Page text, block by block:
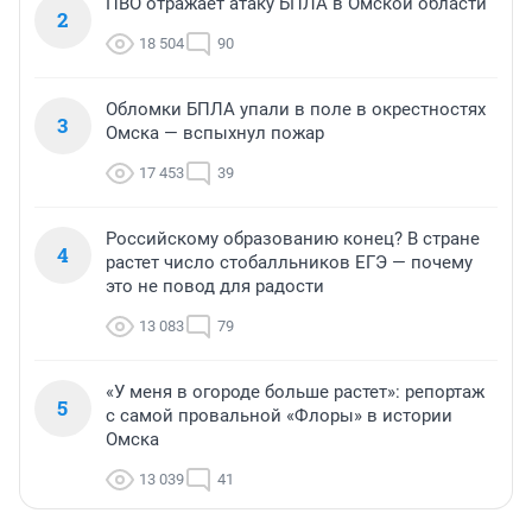
2
18 504 90
3
Обломки БПЛА упали в поле в окрестностях
Омска — вспыхнул пожар
17 453 39
4
Российскому образованию конец? В стране
растет число стобалльников ЕГЭ — почему
это не повод для радости
13 083 79
5
«У меня в огороде больше растет»: репортаж
с самой провальной «Флоры» в истории
Омска
13 039 41